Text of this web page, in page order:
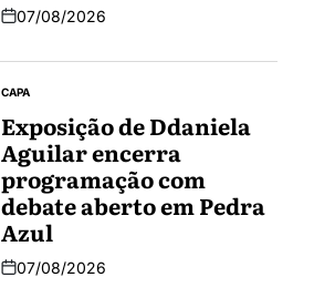
07/08/2026
CAPA
Exposição de Ddaniela
Aguilar encerra
programação com
debate aberto em Pedra
Azul
07/08/2026